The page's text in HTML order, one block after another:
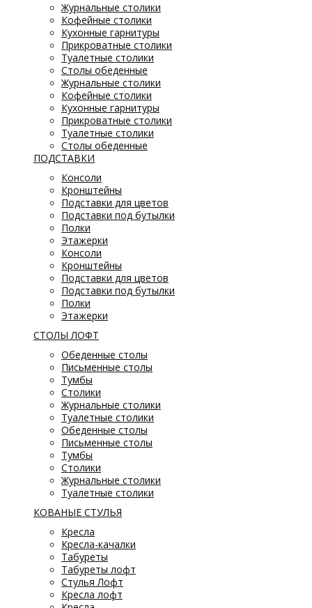
Журнальные столики
Кофейные столики
Кухонные гарнитуры
Прикроватные столики
Туалетные столики
Столы обеденные
Журнальные столики
Кофейные столики
Кухонные гарнитуры
Прикроватные столики
Туалетные столики
Столы обеденные
ПОДСТАВКИ
Консоли
Кронштейны
Подставки для цветов
Подставки под бутылки
Полки
Этажерки
Консоли
Кронштейны
Подставки для цветов
Подставки под бутылки
Полки
Этажерки
СТОЛЫ ЛОФТ
Обеденные столы
Письменные столы
Тумбы
Столики
Журнальные столики
Туалетные столики
Обеденные столы
Письменные столы
Тумбы
Столики
Журнальные столики
Туалетные столики
КОВАНЫЕ СТУЛЬЯ
Кресла
Кресла-качалки
Табуреты
Табуреты лофт
Стулья Лофт
Кресла лофт